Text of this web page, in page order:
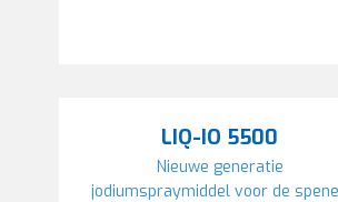
LIQ-IO 5500
Nieuwe generatie
jodiumspraymiddel voor de